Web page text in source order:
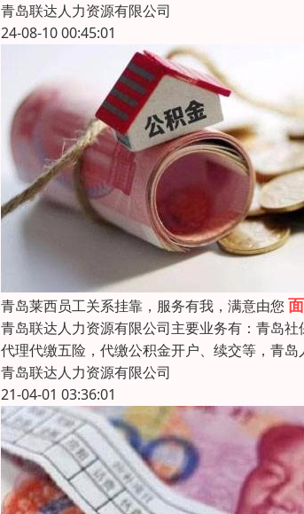
青岛联达人力资源有限公司
24-08-10 00:45:01
青岛莱西员工关系挂靠，服务有我，满意由您
青岛联达人力资源有限公司主要业务有：青岛
代理代缴五险，代缴公积金开户、续交等，青
青岛联达人力资源有限公司
21-04-01 03:36:01